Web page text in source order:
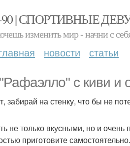
90 | СПОРТИВНЫЕ
изменить мир - начни с
новости статьи
с киви и
на стенку, что бы не
не только вкусными, но и
приготовите самостоятельно.